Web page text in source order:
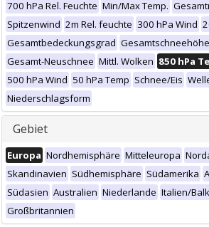
700 hPa Rel. Feuchte Min/Max Temp.
Spitzenwind 2m Rel. feuchte 300 hPa Wind
Gesamtbedeckungsgrad Gesamtschneehöhe
Gesamt-Neuschnee Mittl. Wolken 850 hPa
500 hPa Wind 50 hPa Temp Schnee/Eis
Niederschlagsform
Gebiet
Europa Nordhemisphäre Mitteleuropa
Skandinavien Südhemisphäre Südamerika
Südasien Australien Niederlande Italien/
Großbritannien